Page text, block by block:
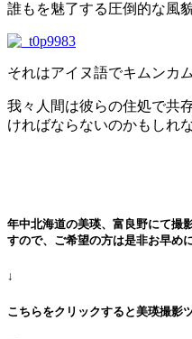
誰もを魅了する圧倒的な風貌
それはアイヌ語でキムンカ
我々人間は彼らの住処で共
ければならないのかもしれな
年中北海道の美瑛、富良野にて撮
すので、ご希望の方は是非お早め
↓
こちらをクリックすると美瑛撮影